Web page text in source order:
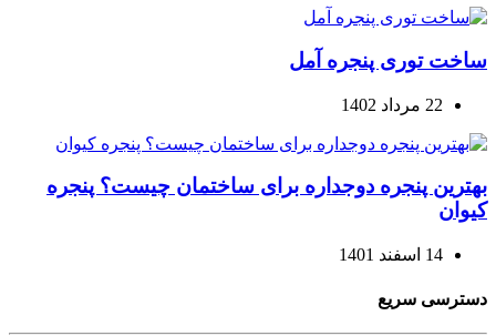
ساخت توری پنجره آمل
22 مرداد 1402
بهترین پنجره دوجداره برای ساختمان چیست؟ پنجره
کیوان
14 اسفند 1401
دسترسی سریع